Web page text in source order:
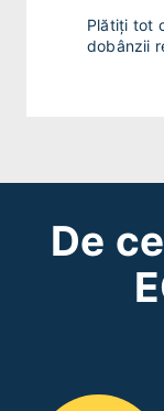
Plătiți tot
dobânzii
De